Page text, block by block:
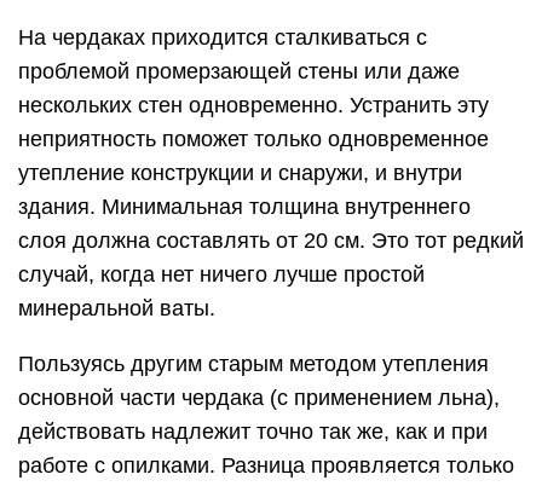
На чердаках приходится сталкиваться с
проблемой промерзающей стены или даже
нескольких стен одновременно. Устранить эту
неприятность поможет только одновременное
утепление конструкции и снаружи, и внутри
здания. Минимальная толщина внутреннего
слоя должна составлять от 20 см. Это тот редкий
случай, когда нет ничего лучше простой
минеральной ваты.
Пользуясь другим старым методом утепления
основной части чердака (с применением льна),
действовать надлежит точно так же, как и при
работе с опилками. Разница проявляется только